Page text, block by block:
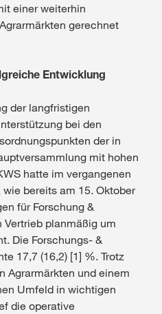
einer weiterhin
gerechnet
Entwicklung
der langfristigen
bei den
der in
mit hohen
hatte im vergangenen
bereits am 15. Oktober
für Forschung &
planmäßig um
Die Forschungs- &
17,7 (16,2) [1] %. Trotz
Agrarmärkten und einem
Umfeld in wichtigen
die operative